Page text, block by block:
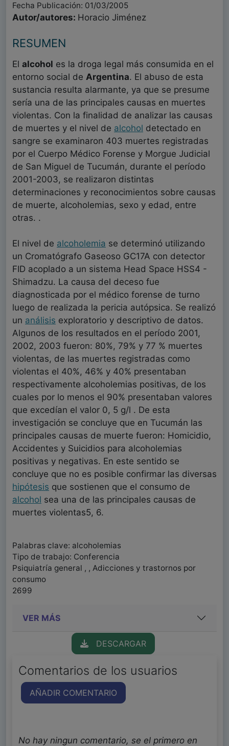
Fecha Publicación: 01/03/2005
Autor/autores: Horacio Jiménez
RESUMEN
El alcohol es la droga legal más consumida en el
entorno social de Argentina. El abuso de esta
sustancia resulta alarmante, ya que se presume
sería una de las principales causas en muertes
violentas. Con la finalidad de analizar las causas
de muertes y el nivel de alcohol detectado en
sangre se examinaron 403 muertes registradas
por el Cuerpo Médico Forense y Morgue Judicial
de San Miguel de Tucumán, durante el período
2001-2003, se realizaron distintas
determinaciones y reconocimientos sobre causas
de muerte, alcoholemias, sexo y edad, entre
otras. .
El nivel de alcoholemia se determinó utilizando
un Cromatógrafo Gaseoso GC17A con detector
FID acoplado a un sistema Head Space HSS4 -
Shimadzu. La causa del deceso fue
diagnosticada por el médico forense de turno
luego de realizada la pericia autópsica. Se realizó
un análisis exploratorio y descriptivo de datos.
Algunos de los resultados en el período 2001,
2002, 2003 fueron: 80%, 79% y 77 % muertes
violentas, de las muertes registradas como
violentas el 40%, 46% y 40% presentaban
respectivamente alcoholemias positivas, de los
cuales por lo menos el 90% presentaban valores
que excedían el valor 0, 5 g/l . De esta
investigación se concluye que en Tucumán las
principales causas de muerte fueron: Homicidio,
Accidentes y Suicidios para alcoholemias
positivas y negativas. En este sentido se
concluye que no es posible confirmar las diversas
hipótesis que sostienen que el consumo de
alcohol sea una de las principales causas de
muertes violentas5, 6.
Palabras clave: alcoholemias
Tipo de trabajo: Conferencia
Psiquiatría general , , Adicciones y trastornos por
consumo
2699
VER MÁS
DESCARGAR
Comentarios de los usuarios
AÑADIR COMENTARIO
No hay ningun comentario, se el primero en